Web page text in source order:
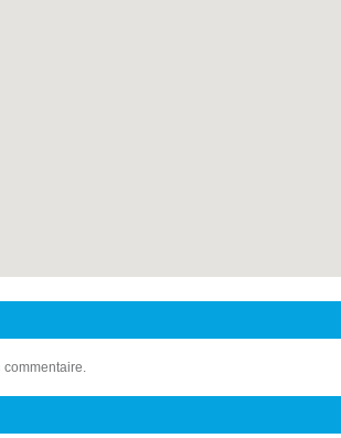
commentaire.